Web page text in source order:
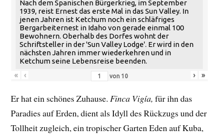
Nach dem Spanischen Bürgerkrieg, im September
1939, reist Ernest das erste Mal in das Sun Valley. In
jenen Jahren ist Ketchum noch ein schläfriges
Bergarbeiternest in Idaho von gerade einmal 100
Bewohnern. Oberhalb des Dorfes wohnt der
Schriftsteller in der 'Sun Valley Lodge'. Er wird in den
nächsten Jahren immer wiederkehren und in
Ketchum seine Lebensreise beenden.
«
‹ von 10 › »
Er hat ein schönes Zuhause.Finca Vigía, für ihn das
Paradies auf Erden, dient als Idyll des Rückzugs und der
Tollheit zugleich, ein tropischer Garten Eden auf Kuba,